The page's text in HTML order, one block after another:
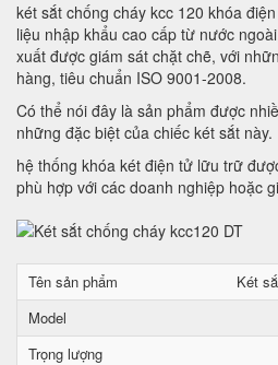
két sắt chống cháy kcc 120 khóa
liệu nhập khẩu cao cấp từ nước
xuất được giám sát chặt chẽ, với
hàng, tiêu chuẩn ISO 9001-2008.
Có thể nói đây là sản phẩm được
những đặc biệt của chiếc két sắt này.
hệ thống khóa két điện tử lữu trữ
phù hợp với các doanh nghiệp hoặc
Tên sản phẩm
Két
Model
Trọng lượng